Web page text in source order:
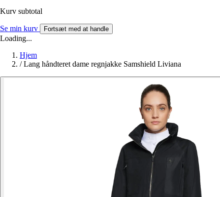
Kurv subtotal
Se min kurv Fortsæt med at handle
Loading...
Hjem
/ Lang håndteret dame regnjakke Samshield Liviana